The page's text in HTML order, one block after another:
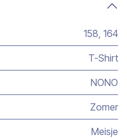
158 164
T-Shirt
NONO
Zomer
Meisje